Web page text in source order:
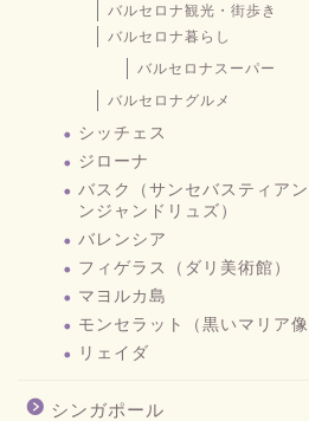
バルセロナ観光・街歩き
バルセロナ暮らし
バルセロナスーパー
バルセロナグルメ
シッチェス
ジローナ
バスク（サンセバスティア
ンジャンドリュズ）
バレンシア
フィゲラス（ダリ美術館）
マヨルカ島
モンセラット（黒いマリア像
リェイダ
シンガポール